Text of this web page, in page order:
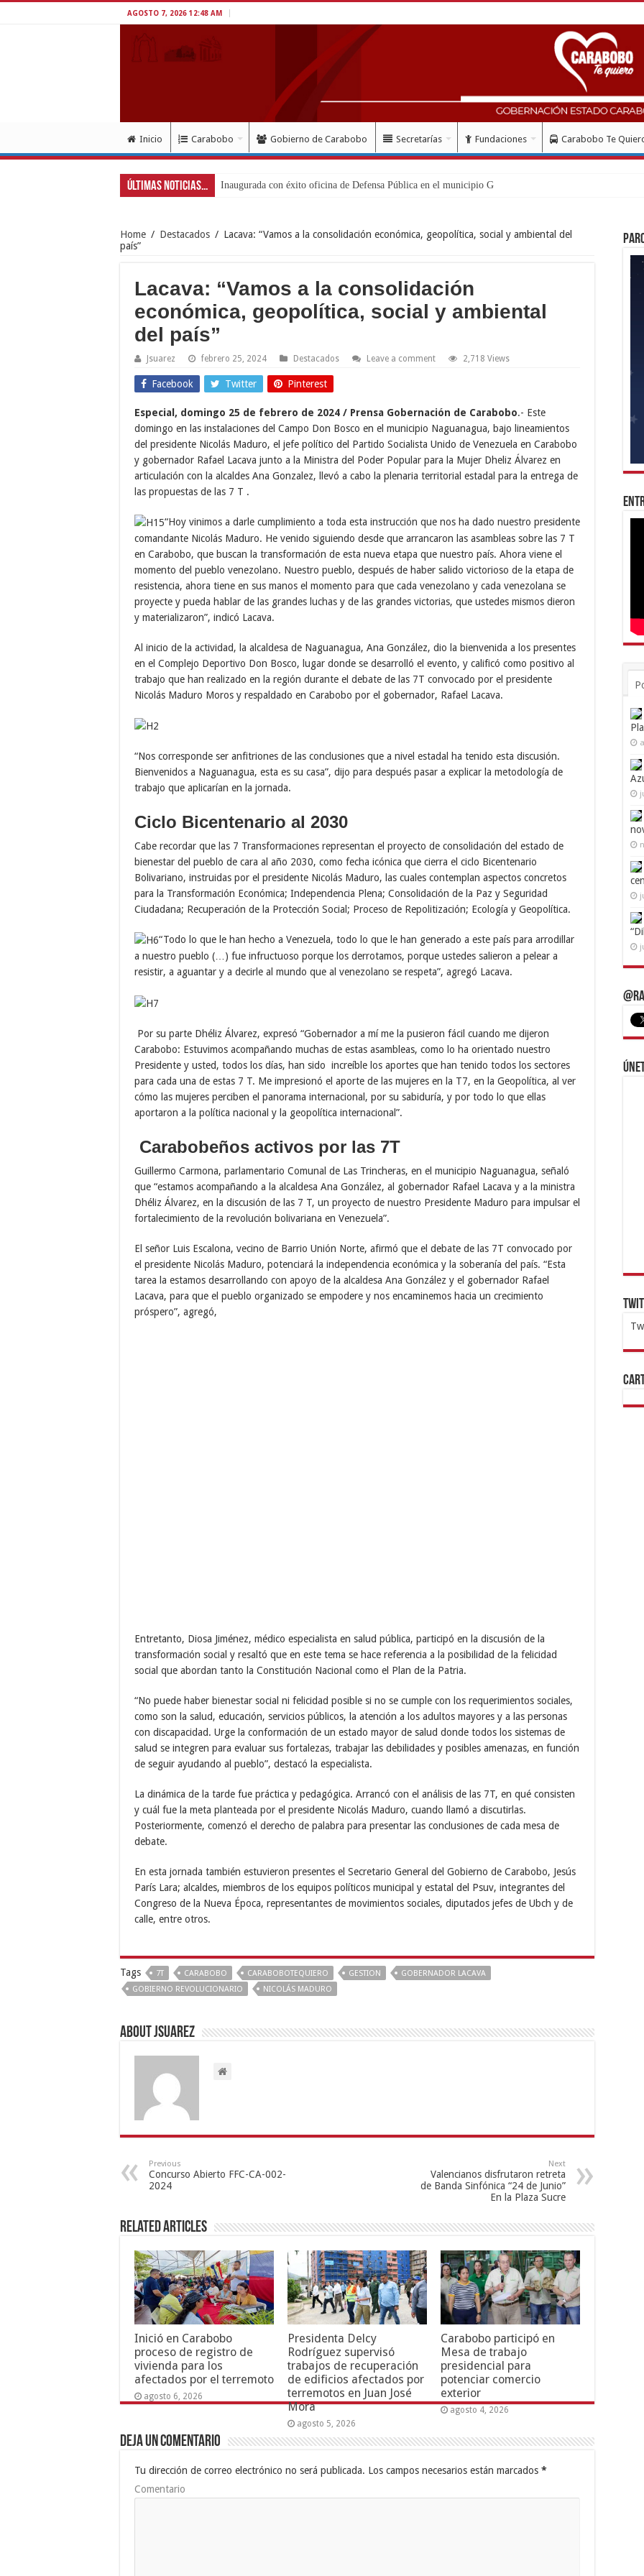
AGOSTO 7, 2026 12:48 AM
Inicio Carabobo Gobierno de Carabobo Secretarías Fundaciones Carabobo Te
Últimas Noticias... Inaugurada con éxito oficina de Defensa Pública en el municipio Guacara
Home / Destacados / Lacava: “Vamos a la consolidación económica, geopolítica, social y ambiental del
país”
Lacava: “Vamos a la consolidación
económica, geopolítica, social y ambiental
del país”
Jsuarez febrero 25, 2024 Destacados Leave a comment 2,718 Views
Facebook Twitter Pinterest
Especial, domingo 25 de febrero de 2024 / Prensa Gobernación de Carabobo.- Este
domingo en las instalaciones del Campo Don Bosco en el municipio Naguanagua, bajo lineamientos
del presidente Nicolás Maduro, el jefe político del Partido Socialista Unido de Venezuela en Carabobo
y gobernador Rafael Lacava junto a la Ministra del Poder Popular para la Mujer Dheliz Álvarez en
articulación con la alcaldes Ana Gonzalez, llevó a cabo la plenaria territorial estadal para la entrega de
las propuestas de las 7 T .
“Hoy vinimos a darle cumplimiento a toda esta instrucción que nos ha dado nuestro presidente
comandante Nicolás Maduro. He venido siguiendo desde que arrancaron las asambleas sobre las 7 T
en Carabobo, que buscan la transformación de esta nueva etapa que nuestro país. Ahora viene el
momento del pueblo venezolano. Nuestro pueblo, después de haber salido victorioso de la etapa de
resistencia, ahora tiene en sus manos el momento para que cada venezolano y cada venezolana se
proyecte y pueda hablar de las grandes luchas y de las grandes victorias, que ustedes mismos dieron
y materializaron”, indicó Lacava.
Al inicio de la actividad, la alcaldesa de Naguanagua, Ana González, dio la bienvenida a los presentes
en el Complejo Deportivo Don Bosco, lugar donde se desarrolló el evento, y calificó como positivo al
trabajo que han realizado en la región durante el debate de las 7T convocado por el presidente
Nicolás Maduro Moros y respaldado en Carabobo por el gobernador, Rafael Lacava.
“Nos corresponde ser anfitriones de las conclusiones que a nivel estadal ha tenido esta discusión.
Bienvenidos a Naguanagua, esta es su casa”, dijo para después pasar a explicar la metodología de
trabajo que aplicarían en la jornada.
Ciclo Bicentenario al 2030
Cabe recordar que las 7 Transformaciones representan el proyecto de consolidación del estado de
bienestar del pueblo de cara al año 2030, como fecha icónica que cierra el ciclo Bicentenario
Bolivariano, instruidas por el presidente Nicolás Maduro, las cuales contemplan aspectos concretos
para la Transformación Económica; Independencia Plena; Consolidación de la Paz y Seguridad
Ciudadana; Recuperación de la Protección Social; Proceso de Repolitización; Ecología y Geopolítica.
“Todo lo que le han hecho a Venezuela, todo lo que le han generado a este país para arrodillar
a nuestro pueblo (…) fue infructuoso porque los derrotamos, porque ustedes salieron a pelear a
resistir, a aguantar y a decirle al mundo que al venezolano se respeta”, agregó Lacava.
Por su parte Dhéliz Álvarez, expresó “Gobernador a mí me la pusieron fácil cuando me dijeron
Carabobo: Estuvimos acompañando muchas de estas asambleas, como lo ha orientado nuestro
Presidente y usted, todos los días, han sido increíble los aportes que han tenido todos los sectores
para cada una de estas 7 T. Me impresionó el aporte de las mujeres en la T7, en la Geopolítica, al ver
cómo las mujeres perciben el panorama internacional, por su sabiduría, y por todo lo que ellas
aportaron a la política nacional y la geopolítica internacional”.
Carabobeños activos por las 7T
Guillermo Carmona, parlamentario Comunal de Las Trincheras, en el municipio Naguanagua, señaló
que “estamos acompañando a la alcaldesa Ana González, al gobernador Rafael Lacava y a la ministra
Dhéliz Álvarez, en la discusión de las 7 T, un proyecto de nuestro Presidente Maduro para impulsar el
fortalecimiento de la revolución bolivariana en Venezuela”.
El señor Luis Escalona, vecino de Barrio Unión Norte, afirmó que el debate de las 7T convocado por
el presidente Nicolás Maduro, potenciará la independencia económica y la soberanía del país. “Esta
tarea la estamos desarrollando con apoyo de la alcaldesa Ana González y el gobernador Rafael
Lacava, para que el pueblo organizado se empodere y nos encaminemos hacia un crecimiento
próspero”, agregó,
Entretanto, Diosa Jiménez, médico especialista en salud pública, participó en la discusión de la
transformación social y resaltó que en este tema se hace referencia a la posibilidad de la felicidad
social que abordan tanto la Constitución Nacional como el Plan de la Patria.
“No puede haber bienestar social ni felicidad posible si no se cumple con los requerimientos sociales,
como son la salud, educación, servicios públicos, la atención a los adultos mayores y a las personas
con discapacidad. Urge la conformación de un estado mayor de salud donde todos los sistemas de
salud se integren para evaluar sus fortalezas, trabajar las debilidades y posibles amenazas, en función
de seguir ayudando al pueblo”, destacó la especialista.
La dinámica de la tarde fue práctica y pedagógica. Arrancó con el análisis de las 7T, en qué consisten
y cuál fue la meta planteada por el presidente Nicolás Maduro, cuando llamó a discutirlas.
Posteriormente, comenzó el derecho de palabra para presentar las conclusiones de cada mesa de
debate.
En esta jornada también estuvieron presentes el Secretario General del Gobierno de Carabobo, Jesús
París Lara; alcaldes, miembros de los equipos políticos municipal y estatal del Psuv, integrantes del
Congreso de la Nueva Época, representantes de movimientos sociales, diputados jefes de Ubch y de
calle, entre otros.
Tags 7T CARABOBO CARABOBOTEQUIERO GESTION
GOBERNADOR LACAVA
GOBIERNO REVOLUCIONARIO
NICOLÁS MADURO
About Jsuarez
Previous
Concurso Abierto FFC-CA-002-
2024
Next
Valencianos disfrutaron retreta
de Banda Sinfónica “24 de Junio”
En la Plaza Sucre
Related Articles
Inició en Carabobo
proceso de registro de
vivienda para los
afectados por el terremoto
agosto 6, 2026
Presidenta Delcy
Rodríguez supervisó
trabajos de recuperación
de edificios afectados por
terremotos en Juan José
Mora
agosto 5, 2026
Carabobo participó en
Mesa de trabajo
presidencial para
potenciar comercio
exterior
agosto 4, 2026
Deja un comentario
Tu dirección de correo electrónico no será publicada. Los campos necesarios están marcados *
Comentario